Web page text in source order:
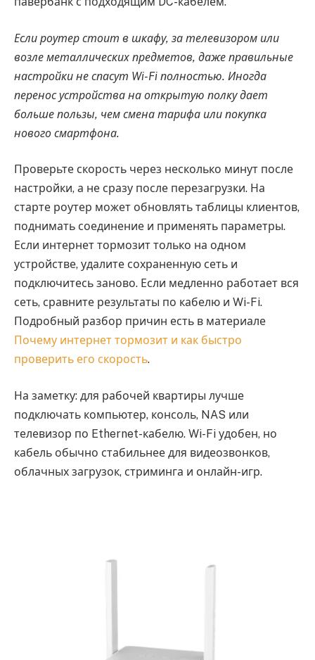
Если роутер стоит в шкафу, за телевизором или
возле металлических предметов, даже правильные
настройки не спасут Wi-Fi полностью. Иногда
перенос устройства на открытую полку дает
больше пользы, чем смена тарифа или покупка
нового смартфона.
Проверьте скорость через несколько минут после
настройки, а не сразу после перезагрузки. На
старте роутер может обновлять таблицы клиентов,
поднимать соединение и применять параметры.
Если интернет тормозит только на одном
устройстве, удалите сохраненную сеть и
подключитесь заново. Если медленно работает вся
сеть, сравните результаты по кабелю и Wi-Fi.
Подробный разбор причин есть в материале
Почему интернет тормозит и как быстро
проверить его скорость.
На заметку: для рабочей квартиры лучше
подключать компьютер, консоль, NAS или
телевизор по Ethernet-кабелю. Wi-Fi удобен, но
кабель обычно стабильнее для видеозвонков,
облачных загрузок, стриминга и онлайн-игр.